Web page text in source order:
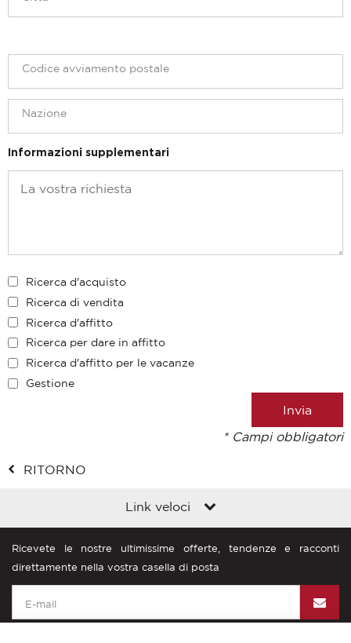
Informazioni supplementari
Ricerca d'acquisto
Ricerca di vendita
Ricerca d'affitto
Ricerca per dare in affitto
Ricerca d'affitto per le vacanze
Gestione
* Campi obbligatori
RITORNO
Link veloci
Ricevete le nostre ultimissime offerte, tendenze e racconti
direttamente nella vostra casella di posta